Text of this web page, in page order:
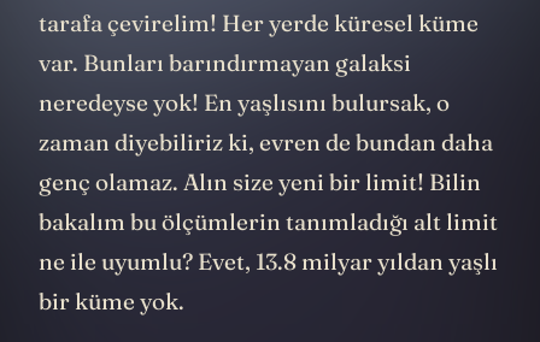
tarafa çevirelim! Her yerde küresel küme
var. Bunları barındırmayan galaksi
neredeyse yok! En yaşlısını bulursak, o
zaman diyebiliriz ki, evren de bundan daha
genç olamaz. Alın size yeni bir limit! Bilin
bakalım bu ölçümlerin tanımladığı alt limit
ne ile uyumlu? Evet, 13.8 milyar yıldan yaşlı
bir küme yok.